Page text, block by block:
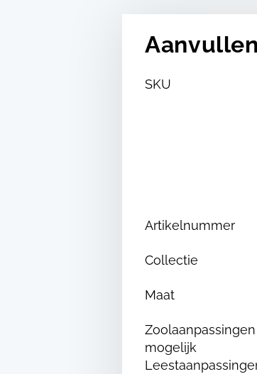
SKU
Artikelnummer
Collectie
Maat
Zoolaanpassingen
mogelijk